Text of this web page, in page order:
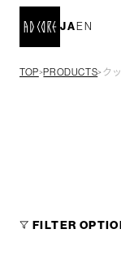
EN
JA
TOP＞PRODUCTS＞ ク
FILTER